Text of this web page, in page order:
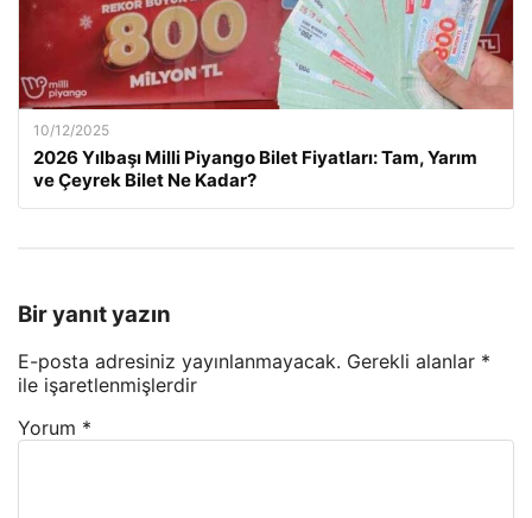
10/12/2025
2026 Yılbaşı Milli Piyango Bilet Fiyatları: Tam, Yarım
ve Çeyrek Bilet Ne Kadar?
Bir yanıt yazın
E-posta adresiniz yayınlanmayacak. Gerekli alanlar *
ile işaretlenmişlerdir
Yorum *